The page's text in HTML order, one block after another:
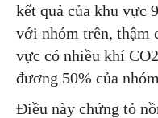
kết quả của khu vực
với nhóm trên, thậm
vực có nhiều khí
đương 50% của
Điều này chứng tỏ